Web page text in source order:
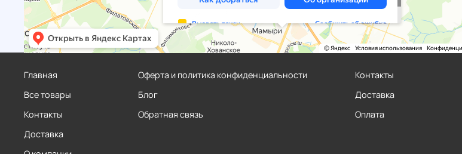
Главная
Все товары
Контакты
Доставка
Оферта и политика конфиденциальности
Блог
Обратная связь
Контакты
Доставка
Оплата